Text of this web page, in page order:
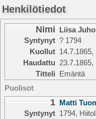
Henkilötiedot
Nimi Liisa
Syntynyt ? 1794
Kuollut
Haudattu 23.7.1865,
Titteli Emäntä
Puolisot
1 Matti
Syntynyt 1794,